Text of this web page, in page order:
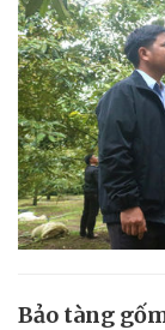
Bảo tàng